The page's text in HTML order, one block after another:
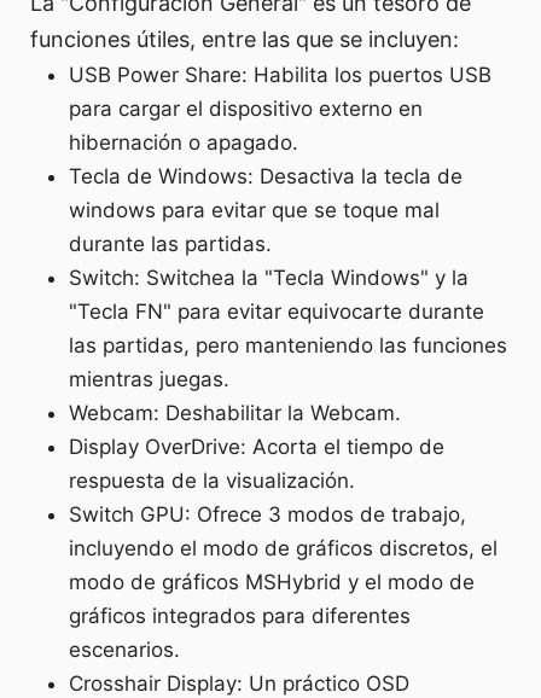
funciones útiles, entre las que se incluyen:
USB Power Share: Habilita los puertos USB
para cargar el dispositivo externo en
hibernación o apagado.
Tecla de Windows: Desactiva la tecla de
windows para evitar que se toque mal
durante las partidas.
Switch: Switchea la "Tecla Windows" y la
"Tecla FN" para evitar equivocarte durante
las partidas, pero manteniendo las funciones
mientras juegas.
Webcam: Deshabilitar la Webcam.
Display OverDrive: Acorta el tiempo de
respuesta de la visualización.
Switch GPU: Ofrece 3 modos de trabajo,
incluyendo el modo de gráficos discretos, el
modo de gráficos MSHybrid y el modo de
gráficos integrados para diferentes
escenarios.
Crosshair Display: Un práctico OSD